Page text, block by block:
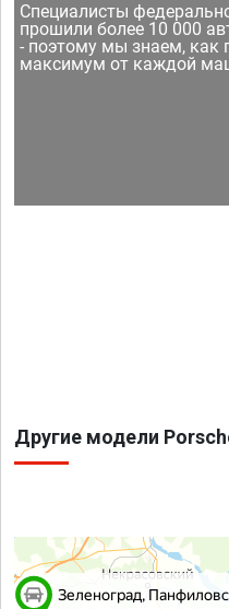
Специалисты
прошили более 10 000
- поэтому мы знаем, как
максимум от каждой
Другие модели